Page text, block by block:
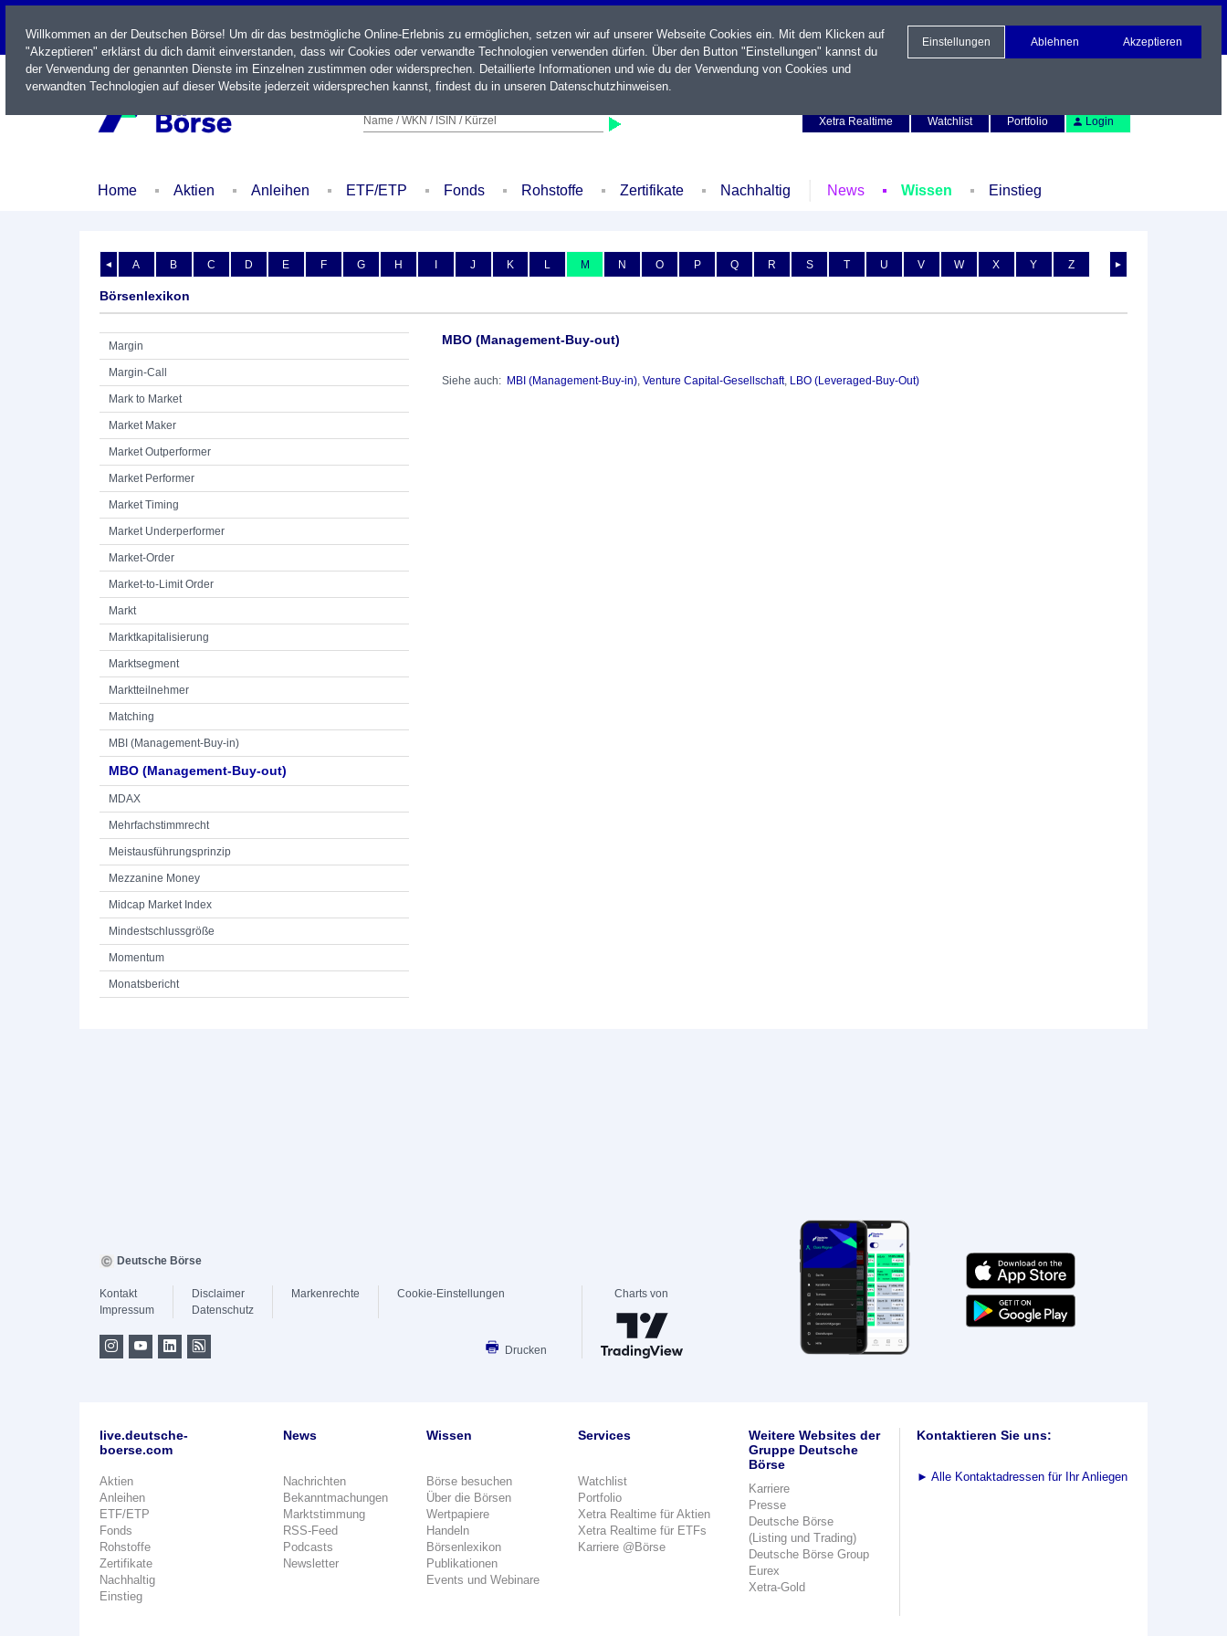
LIVE
Name / WKN / ISIN / Kürzel
Xetra Realtime
Watchlist Portfolio Login
Home Aktien Anleihen ETF/ETP Fonds Rohstoffe Zertifikate Nachhaltig News Wissen Einstieg
◄ ►
A B C D E F G H I J K L M N O P Q R S T U V W X Y Z
Börsenlexikon
Margin
Margin-Call
Mark to Market
Market Maker
Market Outperformer
Market Performer
Market Timing
Market Underperformer
Market-Order
Market-to-Limit Order
Markt
Marktkapitalisierung
Marktsegment
Marktteilnehmer
Matching
MBI (Management-Buy-in)
MBO (Management-Buy-out)
MDAX
Mehrfachstimmrecht
Meistausführungsprinzip
Mezzanine Money
Midcap Market Index
Mindestschlussgröße
Momentum
Monatsbericht
MBO (Management-Buy-out)
Siehe auch: MBI (Management-Buy-in),Venture Capital-Gesellschaft, LBO (Leveraged-Buy-Out)
Willkommen an der Deutschen Börse! Um dir das bestmögliche Online-Erlebnis zu ermöglichen, setzen wir auf unserer Webseite Cookies ein. Mit dem Klicken auf
"Akzeptieren" erklärst du dich damit einverstanden, dass wir Cookies oder verwandte Technologien verwenden dürfen. Über den Button "Einstellungen" kannst du
der Verwendung der genannten Dienste im Einzelnen zustimmen oder widersprechen. Detaillierte Informationen und wie du der Verwendung von Cookies und
verwandten Technologien auf dieser Website jederzeit widersprechen kannst, findest du in unseren Datenschutzhinweisen.
Einstellungen Ablehnen Akzeptieren
Deutsche Börse
Kontakt
Impressum
Disclaimer
Datenschutz
Markenrechte Cookie-Einstellungen
Drucken
Charts von
live.deutsche-
boerse.com
Aktien
Anleihen
ETF/ETP
Fonds
Rohstoffe
Zertifikate
Nachhaltig
Einstieg
News
Nachrichten
Bekanntmachungen
Marktstimmung
RSS-Feed
Podcasts
Newsletter
Wissen
Börse besuchen
Über die Börsen
Wertpapiere
Handeln
Börsenlexikon
Publikationen
Events und Webinare
Services
Watchlist
Portfolio
Xetra Realtime für Aktien
Xetra Realtime für ETFs
Karriere @Börse
Weitere Websites der
Gruppe Deutsche
Börse
Karriere
Presse
Deutsche Börse
(Listing und Trading)
Deutsche Börse Group
Eurex
Xetra-Gold
Kontaktieren Sie uns:
► Alle Kontaktadressen für Ihr Anliegen